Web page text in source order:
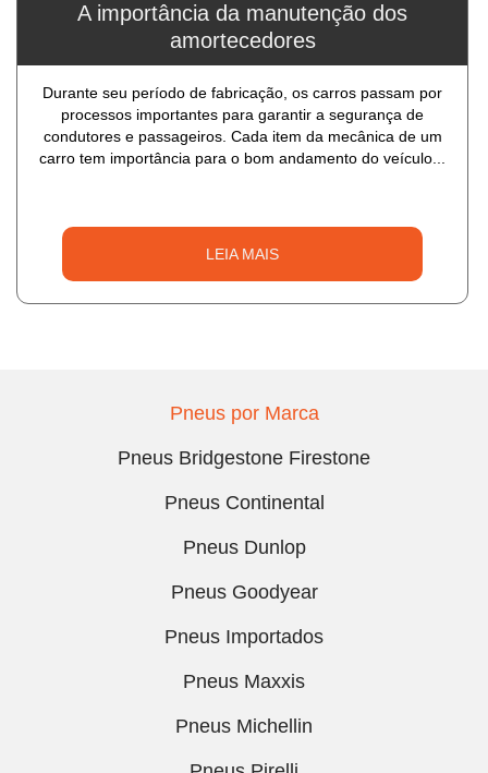
A importância da manutenção dos
amortecedores
Durante seu período de fabricação, os carros passam por
processos importantes para garantir a segurança de
condutores e passageiros. Cada item da mecânica de um
carro tem importância para o bom andamento do veículo...
LEIA MAIS
Pneus por Marca
Pneus Bridgestone Firestone
Pneus Continental
Pneus Dunlop
Pneus Goodyear
Pneus Importados
Pneus Maxxis
Pneus Michellin